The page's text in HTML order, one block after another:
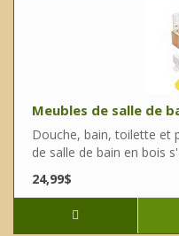
Meubles de salle de
Douche, bain, toilette et
de salle de bain en bois
24,99$